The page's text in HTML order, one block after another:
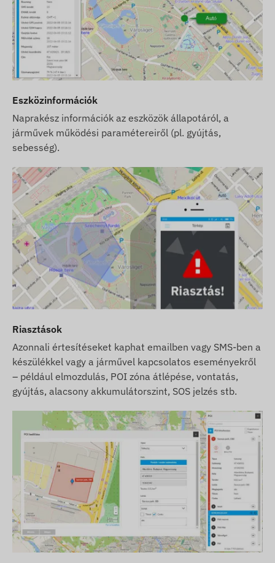
Eszközinformációk
Naprakész információk az eszközök állapotáról, a
járművek működési paramétereiről (pl. gyújtás,
sebesség).
Riasztások
Azonnali értesítéseket kaphat emailben vagy SMS-ben a
készülékkel vagy a járművel kapcsolatos eseményekről
– például elmozdulás, POI zóna átlépése, vontatás,
gyújtás, alacsony akkumulátorszint, SOS jelzés stb.